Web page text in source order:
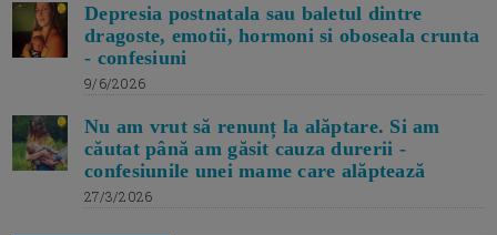
Depresia postnatala sau baletul dintre
dragoste, emotii, hormoni si oboseala crunta
- confesiuni
9/6/2026
Nu am vrut să renunț la alăptare. Si am
căutat până am găsit cauza durerii -
confesiunile unei mame care alăptează
27/3/2026